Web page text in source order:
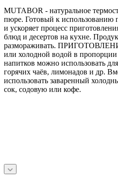
MUTABOR - натуральное
пюре. Готовый к использованию
и ускоряет процесс
блюд и десертов на кухне.
размораживать.
или холодной водой в
напитков можно использовать
горячих чаёв, лимонадов и др.
использовать заваренный
сок, содовую или кофе.